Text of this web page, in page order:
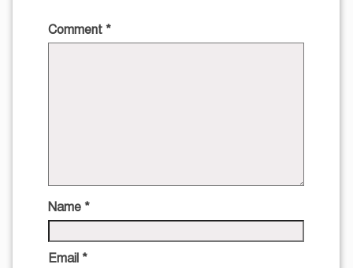
Comment *
Name *
Email *